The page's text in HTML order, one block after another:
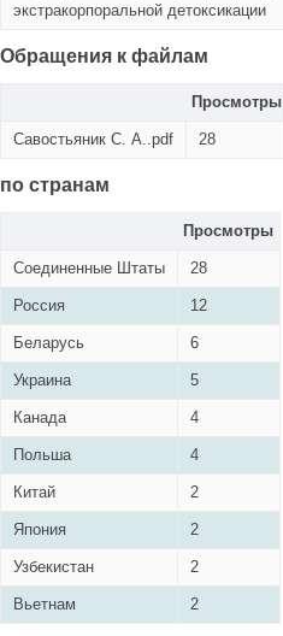
экстракорпоральной детоксикации
Обращения к файлам
Просмотры
Савостьяник С. А..pdf 28
по странам
Просмотры
Соединенные Штаты 28
Россия 12
Беларусь 6
Украина 5
Канада 4
Польша 4
Китай 2
Япония 2
Узбекистан 2
Вьетнам 2